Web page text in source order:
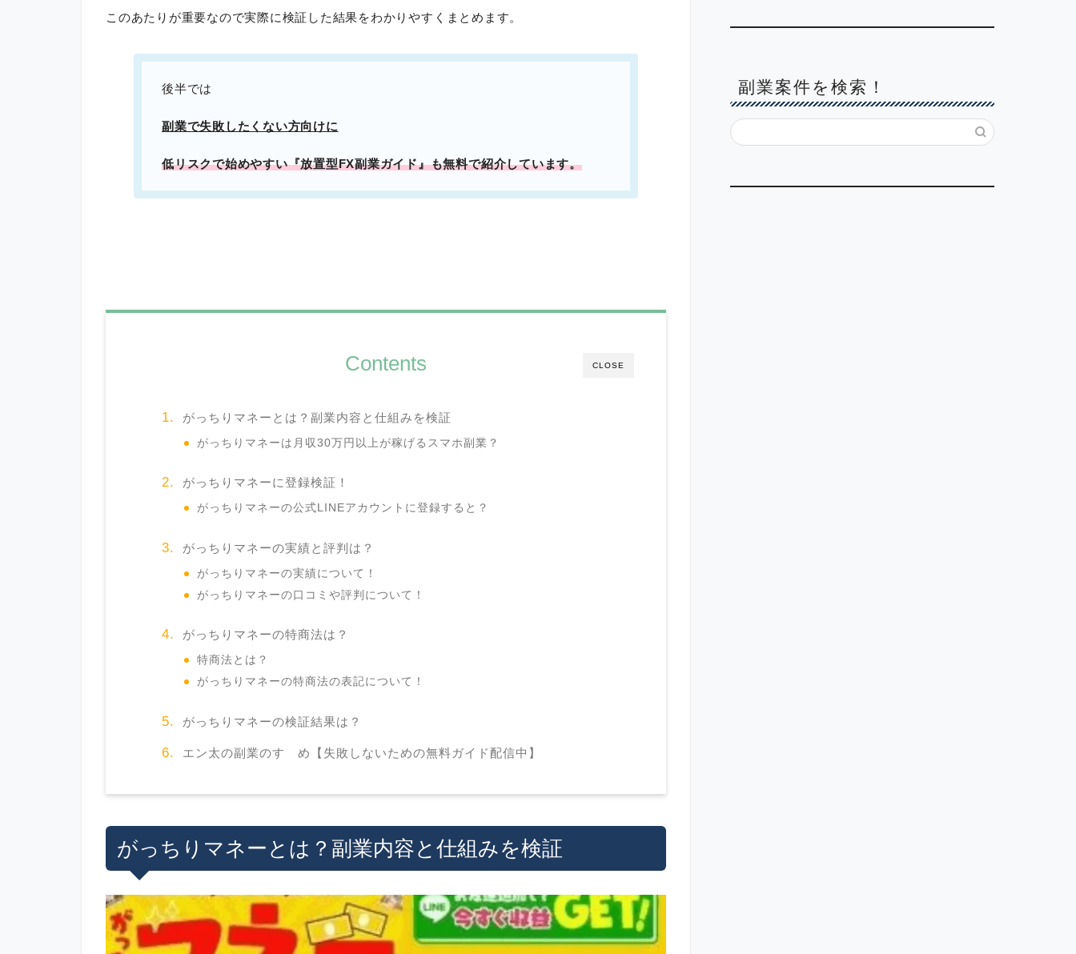
このあたりが重要なので実際に検証した結果をわかりやすくまとめます。
後半では
副業で失敗したくない方向けに
低リスクで始めやすい『放置型FX副業ガイド』も無料で紹介しています。
CLOSE
Contents
がっちりマネーとは？副業内容と仕組みを検証
がっちりマネーは月収30万円以上が稼げるスマホ副業？
がっちりマネーに登録検証！
がっちりマネーの公式LINEアカウントに登録すると？
がっちりマネーの実績と評判は？
がっちりマネーの実績について！
がっちりマネーの口コミや評判について！
がっちりマネーの特商法は？
特商法とは？
がっちりマネーの特商法の表記について！
がっちりマネーの検証結果は？
エン太の副業のすゝめ【失敗しないための無料ガイド配信中】
がっちりマネーとは？副業内容と仕組みを検証
副業案件を検索！